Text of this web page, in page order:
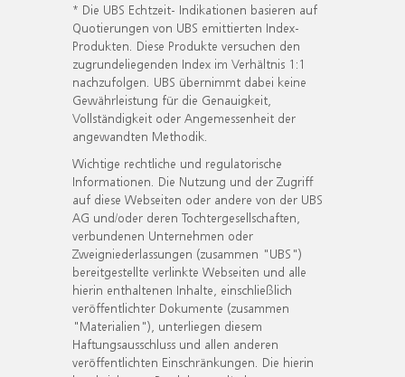
* Die UBS Echtzeit- Indikationen basieren auf
Quotierungen von UBS emittierten Index-
Produkten. Diese Produkte versuchen den
zugrundeliegenden Index im Verhältnis 1:1
nachzufolgen. UBS übernimmt dabei keine
Gewährleistung für die Genauigkeit,
Vollständigkeit oder Angemessenheit der
angewandten Methodik.
Wichtige rechtliche und regulatorische
Informationen. Die Nutzung und der Zugriff
auf diese Webseiten oder andere von der UBS
AG und/oder deren Tochtergesellschaften,
verbundenen Unternehmen oder
Zweigniederlassungen (zusammen "UBS")
bereitgestellte verlinkte Webseiten und alle
hierin enthaltenen Inhalte, einschließlich
veröffentlichter Dokumente (zusammen
"Materialien"), unterliegen diesem
Haftungsausschluss und allen anderen
veröffentlichten Einschränkungen. Die hierin